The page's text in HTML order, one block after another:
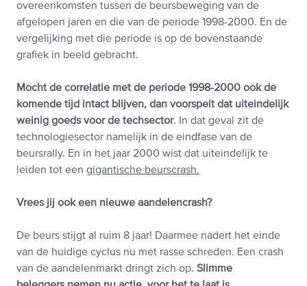
overeenkomsten tussen de beursbeweging van de
afgelopen jaren en die van de periode 1998-2000. En de
vergelijking met die periode is op de bovenstaande
grafiek in beeld gebracht.
Mocht de correlatie met de periode 1998-2000 ook de
komende tijd intact blijven, dan voorspelt dat uiteindelijk
weinig goeds voor de techsector. In dat geval zit de
technologiesector namelijk in de eindfase van de
beursrally. En in het jaar 2000 wist dat uiteindelijk te
leiden tot een gigantische beurscrash.
Vrees jij ook een nieuwe aandelencrash?
De beurs stijgt al ruim 8 jaar! Daarmee nadert het einde
van de huidige cyclus nu met rasse schreden. Een crash
van de aandelenmarkt dringt zich op. Slimme